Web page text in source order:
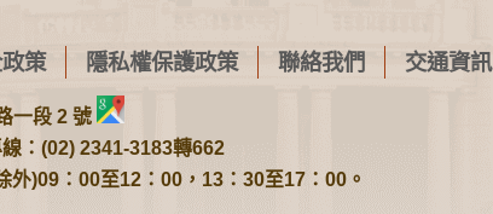
策 隱私權保護政策 聯絡我們 交通資訊
一段 2 號
：(02) 2341-3183轉662
)09：00至12：00，13：30至17：00。